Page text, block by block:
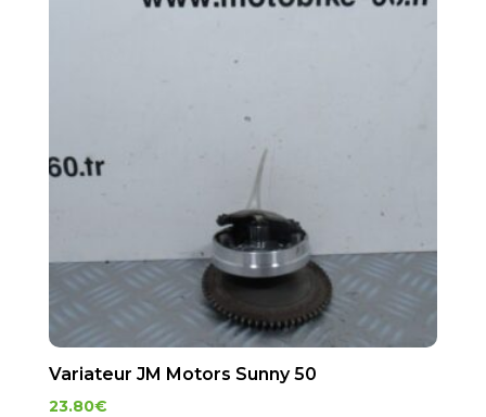
Variateur JM Motors Sunny 50
23.80€